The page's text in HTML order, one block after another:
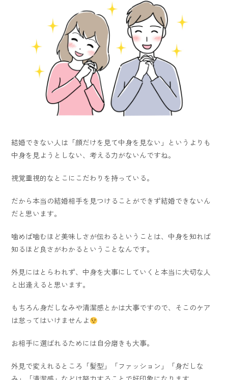
結婚できない人は「顔だけを見て中身を見ない」というよりも
中身を見ようとしない、考える力がないんですね。
視覚重視的なとこにこだわりを持っている。
だから本当の結婚相手を見つけることができず結婚できないん
だと思います。
噛めば噛むほど美味しさが伝わるということは、中身を知れば
知るほど良さがわかるということなんです。
外見にはとらわれず、中身を大事にしていくと本当に大切な人
と出逢えると思います。
もちろん身だしなみや清潔感とかは大事ですので、そこのケア
は怠ってはいけませんよ
お相手に選ばれるためには自分磨きも大事。
外見で変えれるところ「髪型」「ファッション」「身だしな